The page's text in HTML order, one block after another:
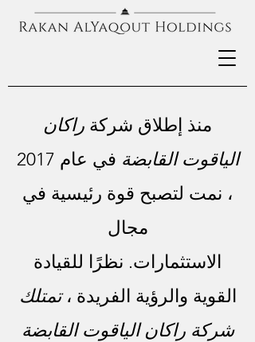
منذ إطلاق شركة راكان
الياقوت القابضة
في عام 2017
، نمت لتصبح قوة رئيسية في
مجال
الاستثمارات. نظرًا للقيادة
القوية والرؤية الفريدة ،تمتلك
شركة راكان الياقوت القابضة